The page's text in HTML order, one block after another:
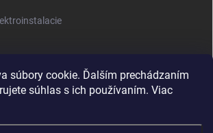
súbory cookie. Ďalším prechádzaním
súhlas s ich používaním. Viac